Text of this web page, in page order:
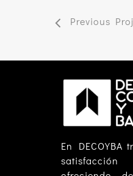
Previous
En DECOYBA